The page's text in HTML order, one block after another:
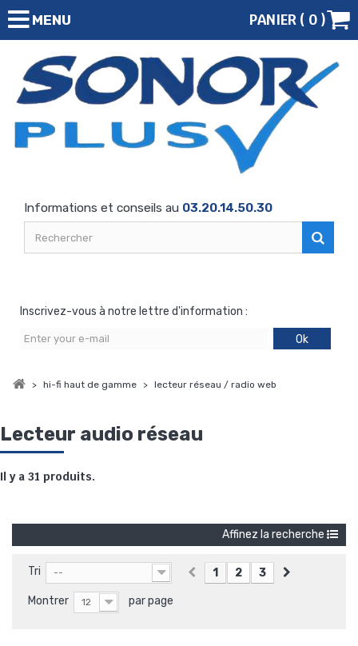
MENU PANIER ( 0 )
Informations et conseils au 03.20.14.50.30
Inscrivez-vous à notre lettre d'information :
Ok
> hi-fi haut de gamme > lecteur réseau / radio web
Lecteur audio réseau
Il y a 31 produits.
Affinez la recherche
Tri --
Montrer 12 par page
1 2 3